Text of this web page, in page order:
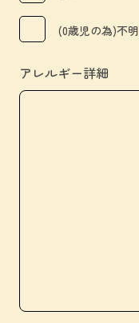
(0歳児の為)不明
アレルギー詳細